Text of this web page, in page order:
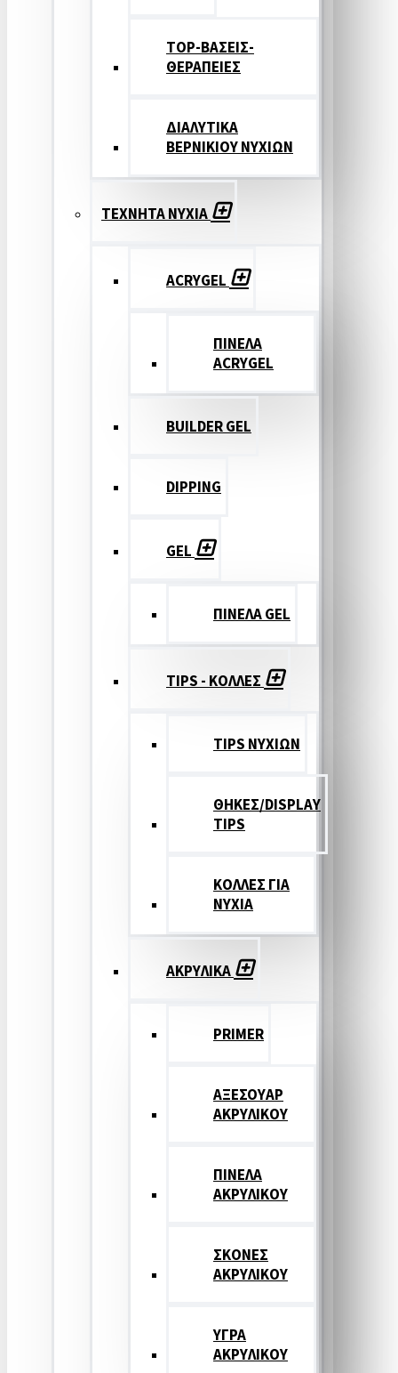
TOP-ΒΑΣΕΙΣ-
ΘΕΡΑΠΕΙΕΣ
ΔΙΑΛΥΤΙΚΑ
ΒΕΡΝΙΚΙΟΥ ΝΥΧΙΩΝ
ΤΕΧΝΗΤΑ ΝΥΧΙΑ
ACRYGEL
ΠΙΝΕΛΑ
ACRYGEL
BUILDER GEL
DIPPING
GEL
ΠΙΝΕΛΑ GEL
TIPS - ΚΟΛΛΕΣ
TIPS ΝΥΧΙΩΝ
ΘΗΚΕΣ/DISPLAY
TIPS
ΚΟΛΛΕΣ ΓΙΑ
ΝΥΧΙΑ
ΑΚΡΥΛΙΚΑ
PRIMER
ΑΞΕΣΟΥΑΡ
ΑΚΡΥΛΙΚΟΥ
ΠΙΝΕΛΑ
ΑΚΡΥΛΙΚΟΥ
ΣΚΟΝΕΣ
ΑΚΡΥΛΙΚΟΥ
ΥΓΡΑ
ΑΚΡΥΛΙΚΟΥ